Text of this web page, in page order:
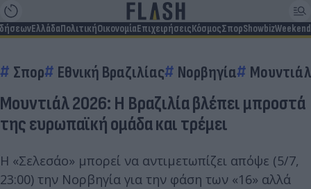
ΕλλάδαΠολιτικήΟικονομίαΕπιχειρήσειςΚόσμοςΣπορShowbizWeekend
Σπορ Εθνική Βραζιλίας Νορβηγία Μουντιάλ
Μουντιάλ 2026: Η Βραζιλία βλέπει μπροστά
της ευρωπαϊκή ομάδα και τρέμει
Η «Σελεσάο» μπορεί να αντιμετωπίζει απόψε (5/7,
23:00) την Νορβηγία για την φάση των «16» αλλά